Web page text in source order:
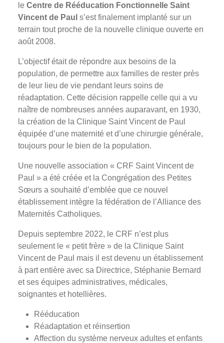
le Centre de Rééducation Fonctionnelle Saint
Vincent de Paul s’est finalement implanté sur un
terrain tout proche de la nouvelle clinique ouverte en
août 2008.
L’objectif était de répondre aux besoins de la
population, de permettre aux familles de rester près
de leur lieu de vie pendant leurs soins de
réadaptation. Cette décision rappelle celle qui a vu
naître de nombreuses années auparavant, en 1930,
la création de la Clinique Saint Vincent de Paul
équipée d’une maternité et d’une chirurgie générale,
toujours pour le bien de la population.
Une nouvelle association « CRF Saint Vincent de
Paul » a été créée et la Congrégation des Petites
Sœurs a souhaité d’emblée que ce nouvel
établissement intègre la fédération de l’Alliance des
Maternités Catholiques.
Depuis septembre 2022, le CRF n’est plus
seulement le « petit frère » de la Clinique Saint
Vincent de Paul mais il est devenu un établissement
à part entière avec sa Directrice, Stéphanie Bernard
et ses équipes administratives, médicales,
soignantes et hotellières.
Rééducation
Réadaptation et réinsertion
Affection du système nerveux adultes et enfants